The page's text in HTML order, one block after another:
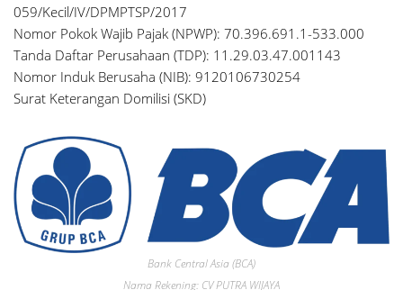
059/Kecil/IV/DPMPTSP/2017
Nomor Pokok Wajib Pajak (NPWP): 70.396.691.1-533.000
Tanda Daftar Perusahaan (TDP): 11.29.03.47.001143
Nomor Induk Berusaha (NIB): 9120106730254
Surat Keterangan Domilisi (SKD)
Bank Central Asia (BCA)
Nama Rekening: CV PUTRA WIJAYA